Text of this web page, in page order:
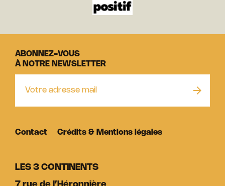
LES 3 CONTINENTS
7 rue de l’Héronnière
ABONNEZ-VOUS
À NOTRE NEWSLETTER
Contact Crédits & Mentions légales